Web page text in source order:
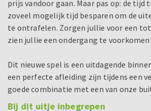
prijs vandoor gaan. Maar pas op: de
zoveel mogelijk tijd besparen om de
te ontrafelen. Zorgen jullie voor een
zien jullie een ondergang te
Dit nieuwe spel is een uitdagende
een perfecte afleiding zijn tijdens een
goede combinatie met een van onze
Bij dit uitje inbegrepen